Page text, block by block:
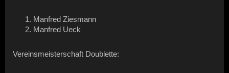
Manfred Ziesmann
Manfred Ueck
Vereinsmeisterschaft Doublette: